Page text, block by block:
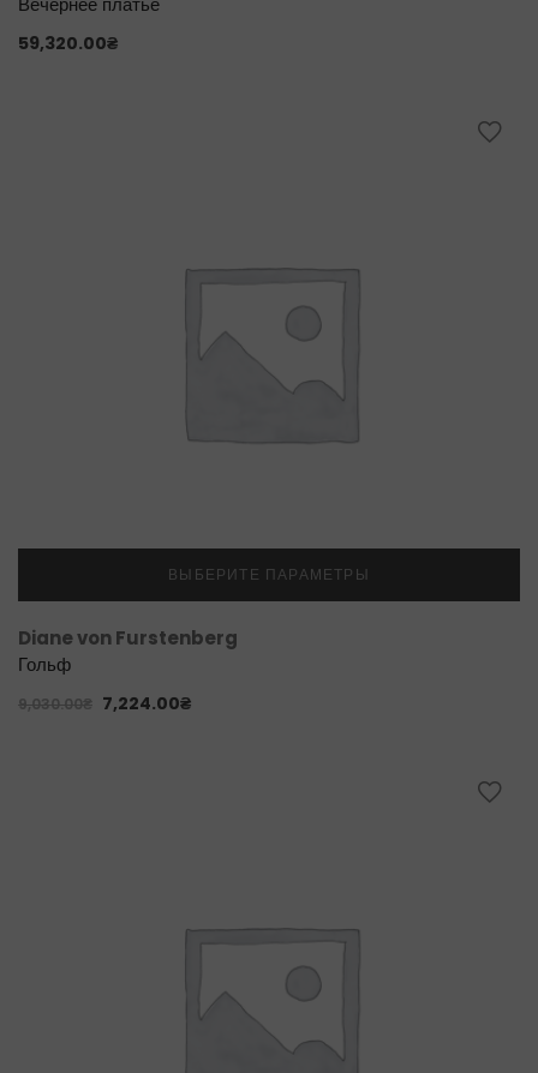
59,320.00₴
ВЫБЕРИТЕ ПАРАМЕТРЫ
Diane von Furstenberg
Гольф
9,030.00₴ 7,224.00₴